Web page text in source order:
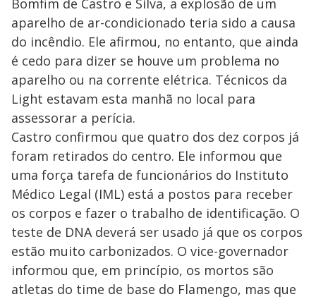
Bomfim de Castro e Silva, a explosão de um
aparelho de ar-condicionado teria sido a causa
do incêndio. Ele afirmou, no entanto, que ainda
é cedo para dizer se houve um problema no
aparelho ou na corrente elétrica. Técnicos da
Light estavam esta manhã no local para
assessorar a perícia.
Castro confirmou que quatro dos dez corpos já
foram retirados do centro. Ele informou que
uma força tarefa de funcionários do Instituto
Médico Legal (IML) está a postos para receber
os corpos e fazer o trabalho de identificação. O
teste de DNA deverá ser usado já que os corpos
estão muito carbonizados. O vice-governador
informou que, em princípio, os mortos são
atletas do time de base do Flamengo, mas que